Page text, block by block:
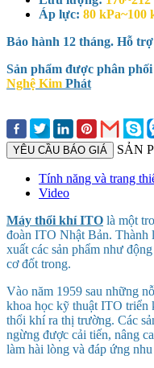
Áp lực: 80 kPa~100
Bảo hành 12 tháng. Hỗ
Sản phẩm được phân
Nghệ Kim Phát
YÊU CẦU BÁO GIÁ SẢN
Tính năng và trang
Video
Máy thổi khí ITO là một
đoàn ITO Nhật Bản. Thành
xuất các sản phẩm như
cơ đốt trong.
Vào năm 1959 sau những
khoa học kỹ thuật ITO triển
thổi khí ra thị trường. Các
ngừng được cải tiến, nâng
làm hài lòng và đáp ứng